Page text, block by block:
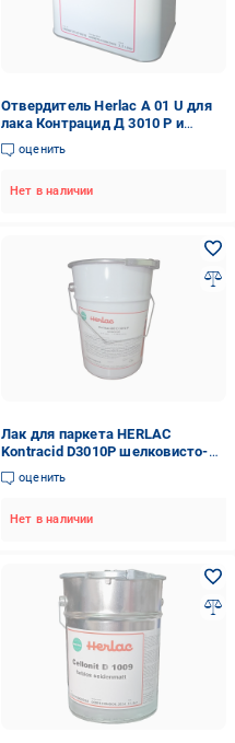
Отвердитель Herlac A 01 U для
лака Контрацид Д 3010 P и
эмали Контрацид Д 3011 2,5 л
оценить
Нет в наличии
Лак для паркета HERLAC
Kontracid D3010P шелковисто-
матовый 5 л (D3010P-5)
оценить
Нет в наличии